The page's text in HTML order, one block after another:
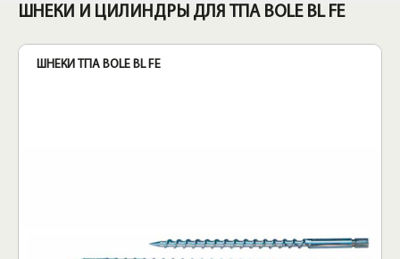
ШНЕКИ И ЦИЛИНДРЫ ДЛЯ ТПА BOLE BL FE
ШНЕКИ ТПА BOLE BL FE